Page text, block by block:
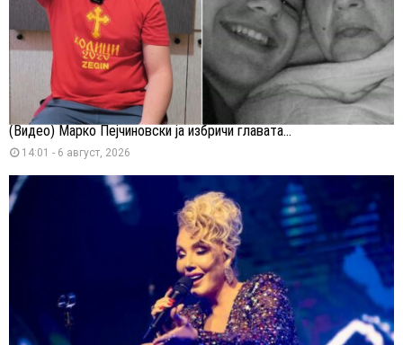
(Видео) Марко Пејчиновски ја избричи главата...
14:01 - 6 август, 2026